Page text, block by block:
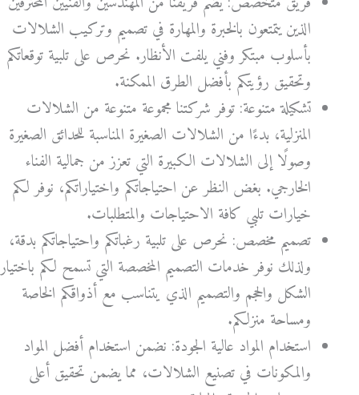
الذين يتمتعون بالخبرة والمهارة في تصميم وتركيب الشلالات
بأسلوب مبتكر وفني يلفت الأنظار. نحرص على تلبية توقعاتكم
وتحقيق رؤيتكم بأفضل الطرق الممكنة.
تشكيلة متنوعة: توفر شركتنا مجموعة متنوعة من الشلالات
المنزلية، بدءًا من الشلالات الصغيرة المناسبة للحدائق الصغيرة
وصولًا إلى الشلالات الكبيرة التي تعزز من جمالية الفناء
الخارجي. بغض النظر عن احتياجاتكم واختياراتكم، نوفر لكم
خيارات تلبي كافة الاحتياجات والمتطلبات.
تصميم مخصص: نحرص على تلبية رغباتكم واحتياجاتكم بدقة،
ولذلك نوفر خدمات التصميم المخصصة التي تسمح لكم باختيار
الشكل والحجم والتصميم الذي يتناسب مع أذواقكم الخاصة
ومساحة منزلكم.
استخدام المواد عالية الجودة: نضمن استخدام أفضل المواد
والمكونات في تصنيع الشلالات، مما يضمن تحقيق أعلى